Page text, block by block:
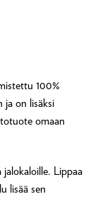
100%
ja on lisäksi
omaan
Lippaa
lisää sen